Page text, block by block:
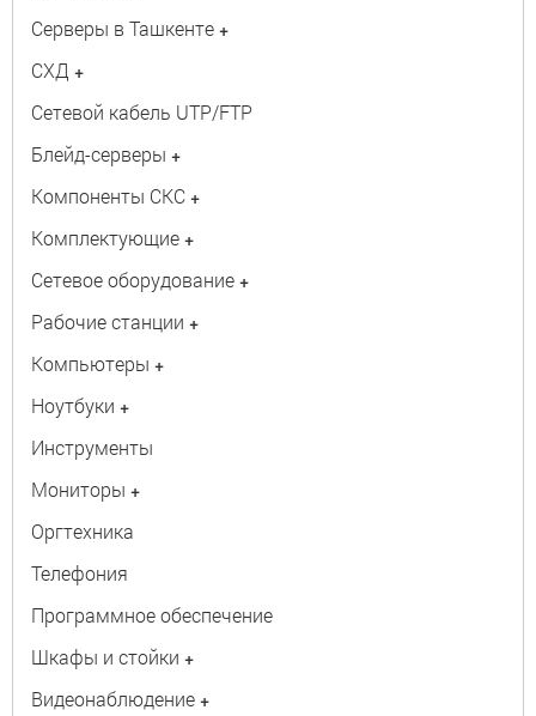
Серверы в Ташкенте +
СХД +
Сетевой кабель UTP/FTP
Блейд-серверы +
Компоненты СКС +
Комплектующие +
Сетевое оборудование +
Рабочие станции +
Компьютеры +
Ноутбуки +
Инструменты
Мониторы +
Оргтехника
Телефония
Программное обеспечение
Шкафы и стойки +
Видеонаблюдение +